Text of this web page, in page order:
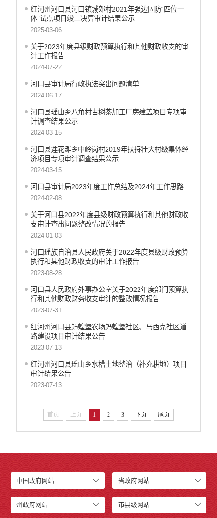
涉农补贴
应急预案
安全生产
红河州河口县河口镇城郊村2021年强边固防“四位一
体”试点项目竣工决算审计结果公示
2025-03-06
关于2023年度县级财政预算执行和其他财政收支的审
计工作报告
2024-07-22
河口县审计局行政执法突出问题清单
2024-06-17
河口县瑶山乡八角村古树茶加工厂房建盖项目专项审
计调查结果公示
2024-03-15
河口县莲花滩乡中岭岗村2019年扶持壮大村级集体经
济项目专项审计调查结果公示
2024-03-15
河口县审计局2023年度工作总结及2024年工作思路
2024-02-08
关于河口县2022年度县级财政预算执行和其他财政收
支审计查出问题整改情况的报告
2024-01-03
河口瑶族自治县人民政府关于2022年度县级财政预算
执行和其他财政收支的审计工作报告
2023-08-28
河口县人民政府外事办公室关于2022年度部门预算执
行和其他财政财务收支审计的整改情况报告
2023-07-31
红河州河口县蚂蝗堡农场蚂蝗堡社区、马西克社区道
路建设项目审计结果公告
2023-07-13
红河州河口县瑶山乡水槽土地整治（补充耕地）项目
审计结果公告
2023-07-13
首页 上页 1 2 3 下页 尾页
中国政府网站 省政府网站
州政府网站 市县级网站